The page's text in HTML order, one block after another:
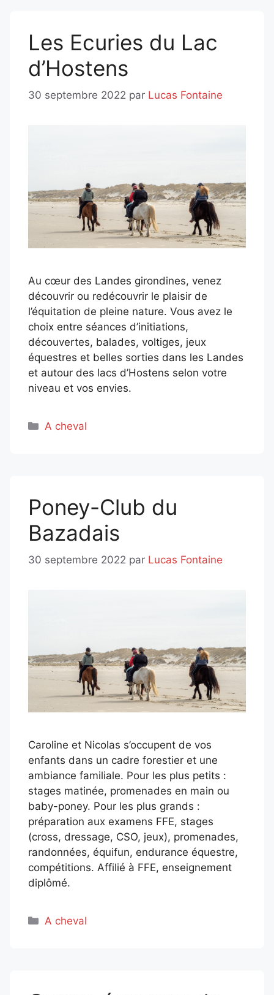
Les Ecuries du Lac
d’Hostens
30 septembre 2022 par Lucas Fontaine
Au cœur des Landes girondines, venez
découvrir ou redécouvrir le plaisir de
l’équitation de pleine nature. Vous avez le
choix entre séances d’initiations,
découvertes, balades, voltiges, jeux
équestres et belles sorties dans les Landes
et autour des lacs d’Hostens selon votre
niveau et vos envies.
Catégories
A cheval
Poney-Club du
Bazadais
30 septembre 2022 par Lucas Fontaine
Caroline et Nicolas s’occupent de vos
enfants dans un cadre forestier et une
ambiance familiale. Pour les plus petits :
stages matinée, promenades en main ou
baby-poney. Pour les plus grands :
préparation aux examens FFE, stages
(cross, dressage, CSO, jeux), promenades,
randonnées, équifun, endurance équestre,
compétitions. Affilié à FFE, enseignement
diplômé.
Catégories
A cheval